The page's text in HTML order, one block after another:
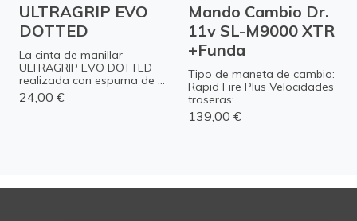
ULTRAGRIP EVO
DOTTED
La cinta de manillar
ULTRAGRIP EVO DOTTED
realizada con espuma de ...
24,00 €
Mando Cambio Dr.
11v SL-M9000 XTR
+Funda
Tipo de maneta de cambio:
Rapid Fire Plus Velocidades
traseras: ...
139,00 €